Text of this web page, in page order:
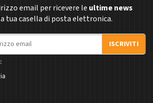
email per ricevere le ultime news
tua casella di posta elettronica.
ISCRIVITI